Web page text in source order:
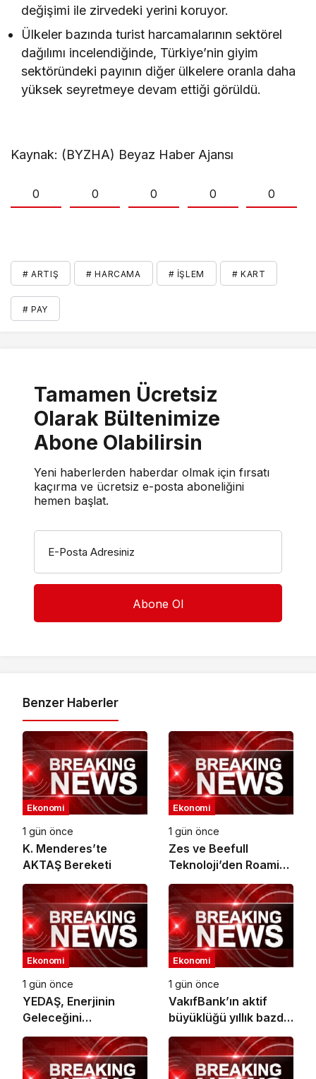
değişimi ile zirvedeki yerini koruyor.
Ülkeler bazında turist harcamalarının sektörel
dağılımı incelendiğinde, Türkiye’nin giyim
sektöründeki payının diğer ülkelere oranla daha
yüksek seyretmeye devam ettiği görüldü.
Kaynak: (BYZHA) Beyaz Haber Ajansı
0 0 0 0 0
# ARTIŞ # HARCAMA # İŞLEM # KART
# PAY
Tamamen Ücretsiz
Olarak Bültenimize
Abone Olabilirsin
Yeni haberlerden haberdar olmak için fırsatı
kaçırma ve ücretsiz e-posta aboneliğini
hemen başlat.
E-Posta Adresiniz
Benzer Haberler
Ekonomi
1 gün önce
K. Menderes’te
AKTAŞ Bereketi
Ekonomi
1 gün önce
Zes ve Beefull
Teknoloji’den Roaming
İş Birliği
Ekonomi
1 gün önce
YEDAŞ, Enerjinin
Geleceğini
Şekillendirecek Genç
Yetenekleri Arıyor
Ekonomi
1 gün önce
VakıfBank’ın aktif
büyüklüğü yıllık bazda
yüzde 28 artışla 5,8
trilyon TL’yi aştı